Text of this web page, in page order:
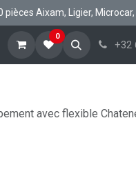
Aixam, Ligier, Microcar,
Blog A propos Aide
0
+32
avec flexible